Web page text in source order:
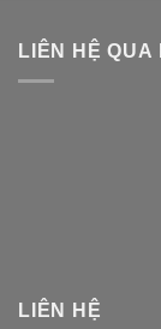
LIÊN HỆ QUA
LIÊN HỆ